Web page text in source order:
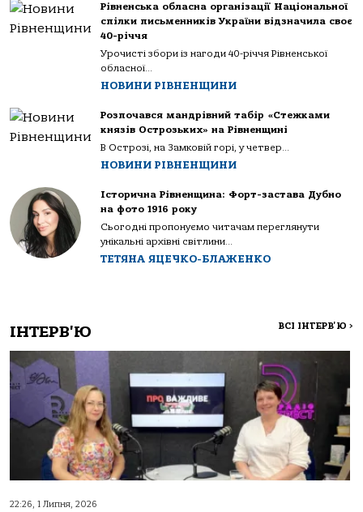
Рівненська обласна організації Національної
спілки письменників України відзначила своє
40-річчя
Урочисті збори із нагоди 40-річчя Рівненської
обласної...
НОВИНИ РІВНЕНЩИНИ
Розпочався мандрівний табір «Стежками
князів Острозьких» на Рівненщині
В Острозі, на Замковій горі, у четвер...
НОВИНИ РІВНЕНЩИНИ
Історична Рівненщина: Форт-застава Дубно
на фото 1916 року
Сьогодні пропонуємо читачам переглянути
унікальні архівні світлини...
ТЕТЯНА ЯЦЕЧКО-БЛАЖЕНКО
ІНТЕРВ'Ю ВСІ ІНТЕРВ'Ю >
22:26, 1 Липня, 2026